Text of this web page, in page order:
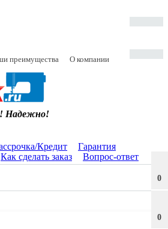
преимущества О компании
0
0
Надежно!
Кредит
Гарантия
Как сделать заказ Вопрос-ответ